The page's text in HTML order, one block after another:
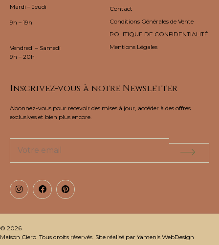
Mardi – Jeudi
9h – 19h
Vendredi – Samedi
9h – 20h
Contact
Conditions Générales de Vente
POLITIQUE DE CONFIDENTIALITÉ
Mentions Légales
Inscrivez-vous à notre Newsletter
Abonnez-vous pour recevoir des mises à jour, accéder à des offres
exclusives et bien plus encore.
© 2026
Maison Ciero. Tous droits réservés. Site réalisé par Yamenis WebDesign